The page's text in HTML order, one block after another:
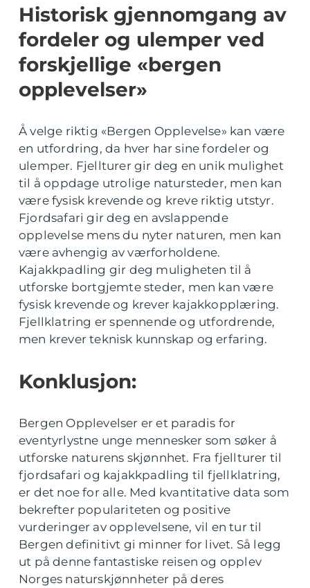
Historisk gjennomgang av
fordeler og ulemper ved
forskjellige «bergen
opplevelser»
Å velge riktig «Bergen Opplevelse» kan være
en utfordring, da hver har sine fordeler og
ulemper. Fjellturer gir deg en unik mulighet
til å oppdage utrolige natursteder, men kan
være fysisk krevende og kreve riktig utstyr.
Fjordsafari gir deg en avslappende
opplevelse mens du nyter naturen, men kan
være avhengig av værforholdene.
Kajakkpadling gir deg muligheten til å
utforske bortgjemte steder, men kan være
fysisk krevende og krever kajakkopplæring.
Fjellklatring er spennende og utfordrende,
men krever teknisk kunnskap og erfaring.
Konklusjon:
Bergen Opplevelser er et paradis for
eventyrlystne unge mennesker som søker å
utforske naturens skjønnhet. Fra fjellturer til
fjordsafari og kajakkpadling til fjellklatring,
er det noe for alle. Med kvantitative data som
bekrefter populariteten og positive
vurderinger av opplevelsene, vil en tur til
Bergen definitivt gi minner for livet. Så legg
ut på denne fantastiske reisen og opplev
Norges naturskjønnheter på deres